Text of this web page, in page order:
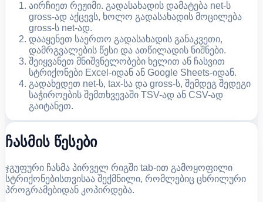
აირჩიეთ რეჟიმი. გადასახადის დამატება net-ს
gross-ად აქცევს, ხოლო გადასახადის მოცილება
gross-ს net-ად.
დააყენეთ საერთო გადასახადის განაკვეთი,
დამრგვალების წესი და ათწილადის ნიშნები.
შეიყვანეთ მნიშვნელობები ხელით ან ჩასვით
სტრიქონები Excel-იდან ან Google Sheets-იდან.
გადახედეთ net-ს, tax-სა და gross-ს, შემდეგ შედეგი
საჭიროების შემთხვევაში TSV-ად ან CSV-ად
გაიტანეთ.
ჩასმის წესები
ჯგუფური ჩასმა პირველ რიგში tab-ით გამოყოფილი
სტრიქონებისთვისაა შექმნილი, რომლებიც ცხრილური
პროგრამებიდან კოპირდება.